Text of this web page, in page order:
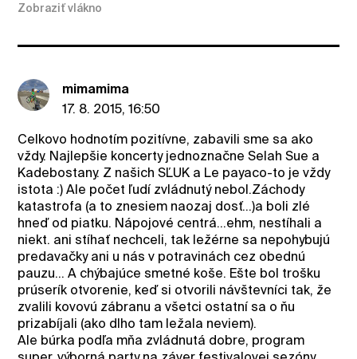
Zobraziť vlákno
mimamima
17. 8. 2015, 16:50
Celkovo hodnotím pozitívne, zabavili sme sa ako
vždy. Najlepšie koncerty jednoznačne Selah Sue a
Kadebostany. Z našich SĽUK a Le payaco-to je vždy
istota :) Ale počet ľudí zvládnutý nebol.Záchody
katastrofa (a to znesiem naozaj dosť...)a boli zlé
hneď od piatku. Nápojové centrá...ehm, nestíhali a
niekt. ani stíhať nechceli, tak ležérne sa nepohybujú
predavačky ani u nás v potravinách cez obednú
pauzu... A chýbajúce smetné koše. Ešte bol trošku
prúserík otvorenie, keď si otvorili návštevníci tak, že
zvalili kovovú zábranu a všetci ostatní sa o ňu
prizabíjali (ako dlho tam ležala neviem).
Ale búrka podľa mňa zvládnutá dobre, program